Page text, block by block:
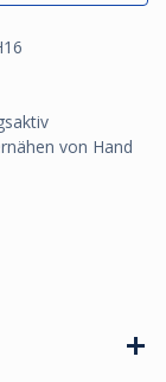
von Hand